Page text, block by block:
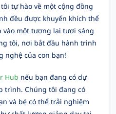
tự hào về một cộng đồng
đều được khuyến khích thể
vào một tương lai tươi sáng
tôi, nơi bắt đầu hành trình
nghệ của con bạn!
Hub nếu bạn đang có dự
trình. Chúng tôi đang có
và bé có thể trải nghiệm